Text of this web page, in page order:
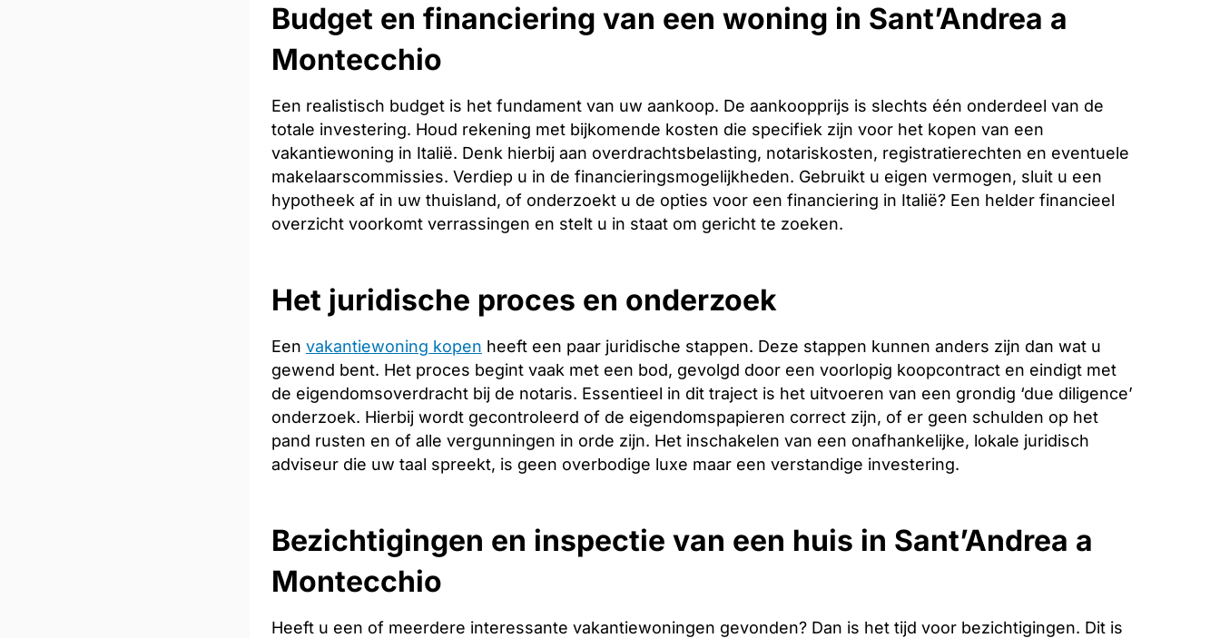
Budget en financiering van een woning in Sant’Andrea a
Montecchio
Een realistisch budget is het fundament van uw aankoop. De aankoopprijs is slechts één onderdeel van de
totale investering. Houd rekening met bijkomende kosten die specifiek zijn voor het kopen van een
vakantiewoning in Italië. Denk hierbij aan overdrachtsbelasting, notariskosten, registratierechten en eventuele
makelaarscommissies. Verdiep u in de financieringsmogelijkheden. Gebruikt u eigen vermogen, sluit u een
hypotheek af in uw thuisland, of onderzoekt u de opties voor een financiering in Italië? Een helder financieel
overzicht voorkomt verrassingen en stelt u in staat om gericht te zoeken.
Het juridische proces en onderzoek
Een vakantiewoning kopen heeft een paar juridische stappen. Deze stappen kunnen anders zijn dan wat u
gewend bent. Het proces begint vaak met een bod, gevolgd door een voorlopig koopcontract en eindigt met
de eigendomsoverdracht bij de notaris. Essentieel in dit traject is het uitvoeren van een grondig ‘due diligence’
onderzoek. Hierbij wordt gecontroleerd of de eigendomspapieren correct zijn, of er geen schulden op het
pand rusten en of alle vergunningen in orde zijn. Het inschakelen van een onafhankelijke, lokale juridisch
adviseur die uw taal spreekt, is geen overbodige luxe maar een verstandige investering.
Bezichtigingen en inspectie van een huis in Sant’Andrea a
Montecchio
Heeft u een of meerdere interessante vakantiewoningen gevonden? Dan is het tijd voor bezichtigingen. Dit is